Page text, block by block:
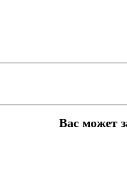
Вас может